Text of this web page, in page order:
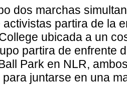
dos marchas
partira de la
ubicada a un
partira de enfrente
Park en NLR,
juntarse en una